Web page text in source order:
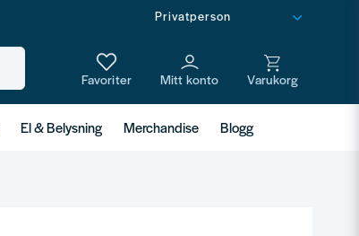
El & Belysning Merchandise Blogg